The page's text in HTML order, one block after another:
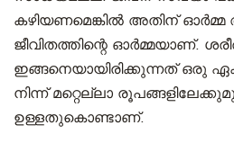
കഴിയണമെങ്കിൽ അതിന്
ജീവിതത്തിന്റെ ഓർമ്മയാണ്.
ഇങ്ങനെയായിരിക്കുന്നത് ഒരു
നിന്ന് മറ്റെല്ലാ
ഉള്ളതുകൊണ്ടാണ്.